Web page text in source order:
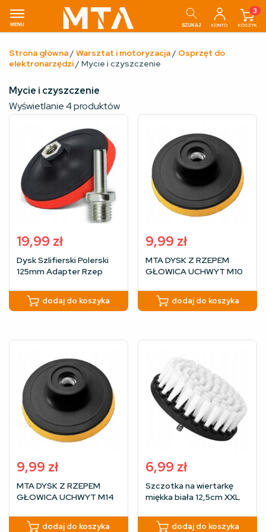
MENU SZUKAJ KONTO
3
KOSZYK
Strona główna/ Warsztat i motoryzacja/ Osprzęt do
elektronarzędzi/ Mycie i czyszczenie
Mycie i czyszczenie
Wyświetlanie 4 produktów
19,99 zł
Dysk Szlifierski Polerski
125mm Adapter Rzep
dodaj do koszyka
9,99 zł
MTA DYSK Z RZEPEM
GŁOWICA UCHWYT M10
dodaj do koszyka
9,99 zł
MTA DYSK Z RZEPEM
GŁOWICA UCHWYT M14
dodaj do koszyka
6,99 zł
Szczotka na wiertarkę
miękka biała 12,5cm XXL
dodaj do koszyka